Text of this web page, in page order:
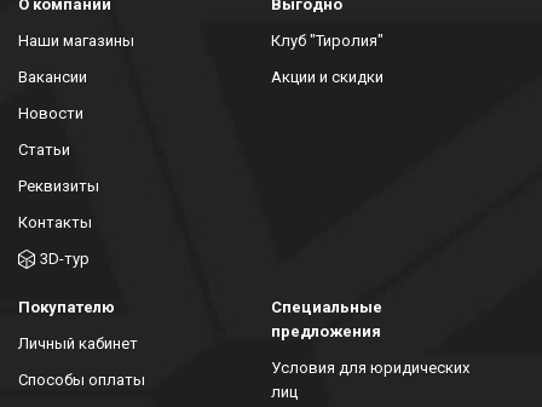
О компании
Наши магазины
Вакансии
Новости
Статьи
Реквизиты
Контакты
3D-тур
Выгодно
Клуб "Тиролия"
Акции и скидки
Покупателю
Личный кабинет
Способы оплаты
Специальные
предложения
Условия для юридических
лиц